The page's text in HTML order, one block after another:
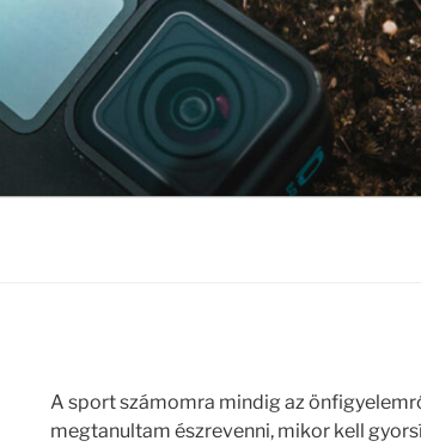
A sport számomra mindig az
megtanultam észrevenni, mikor kell